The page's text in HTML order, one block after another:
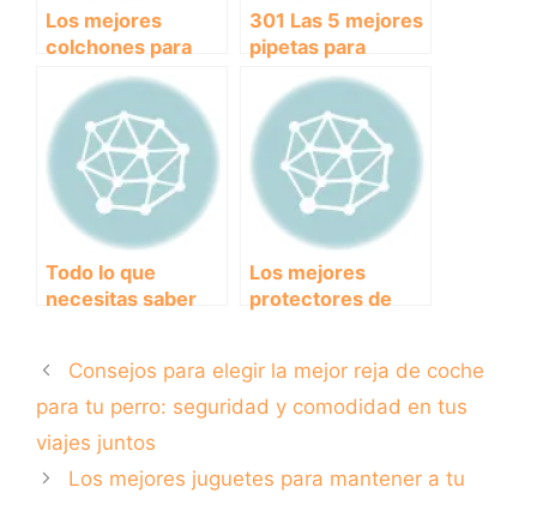
Los mejores
colchones para
perros grandes:
¡descubre cómo
elegir el adecuado
para tu peludo
amigo!
301 Las 5 mejores
pipetas para
proteger la salud
de tu perro
Todo lo que
necesitas saber
interna para
perros
Los mejores
protectores de
paseo sin
preocupaciones
Consejos para elegir la mejor reja de coche
para tu perro: seguridad y comodidad en tus
viajes juntos
Los mejores juguetes para mantener a tu